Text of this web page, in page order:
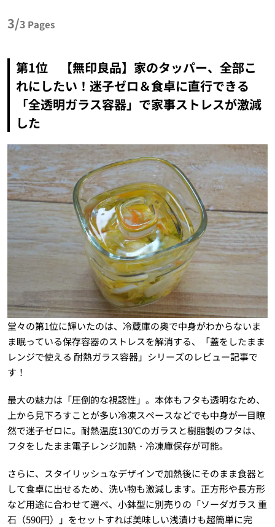
3/3 Pages
第1位 【無印良品】家のタッパー、全部こ
れにしたい！迷子ゼロ＆食卓に直行できる
「全透明ガラス容器」で家事ストレスが激減
した
堂々の第1位に輝いたのは、冷蔵庫の奥で中身がわからないま
ま眠っている保存容器のストレスを解消する、「蓋をしたまま
レンジで使える 耐熱ガラス容器」シリーズのレビュー記事で
す！
最大の魅力は「圧倒的な視認性」。本体もフタも透明なため、
上から見下ろすことが多い冷凍スペースなどでも中身が一目瞭
然で迷子ゼロに。耐熱温度130℃のガラスと樹脂製のフタは、
フタをしたまま電子レンジ加熱・冷凍庫保存が可能。
さらに、スタイリッシュなデザインで加熱後にそのまま食器と
して食卓に出せるため、洗い物も激減します。正方形や長方形
など用途に合わせて選べ、小鉢型に別売りの「ソーダガラス 重
石（590円）」をセットすれば美味しい浅漬けも超簡単に完